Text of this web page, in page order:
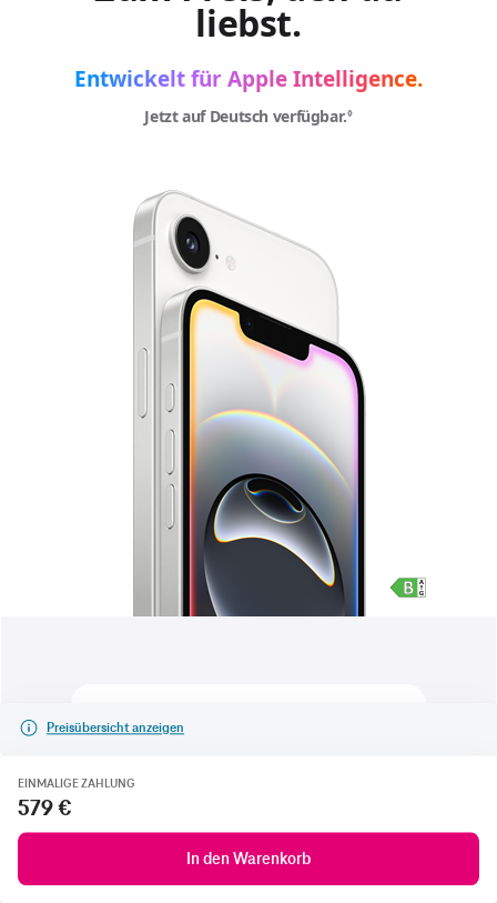
Preisübersicht anzeigen
EINMALIGE ZAHLUNG
579 €
In den Warenkorb